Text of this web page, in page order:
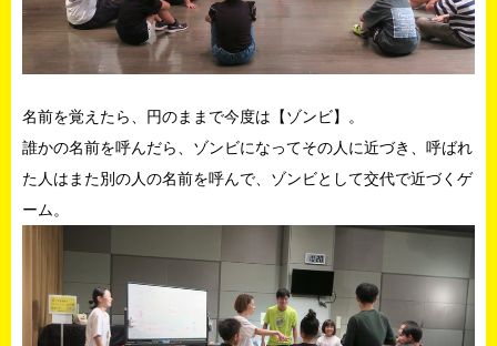
名前を覚えたら、円のままで今度は【ゾンビ】。
誰かの名前を呼んだら、ゾンビになってその人に近づき、呼ばれ
た人はまた別の人の名前を呼んで、ゾンビとして交代で近づくゲ
ーム。